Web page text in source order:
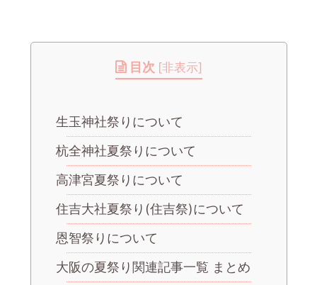
目次 [非表示]
生玉神社祭りについて
杭全神社夏祭りについて
高津宮夏祭りについて
住吉大社夏祭り(住吉祭)について
恩智祭りについて
大阪の夏祭り関連記事一覧 まとめ